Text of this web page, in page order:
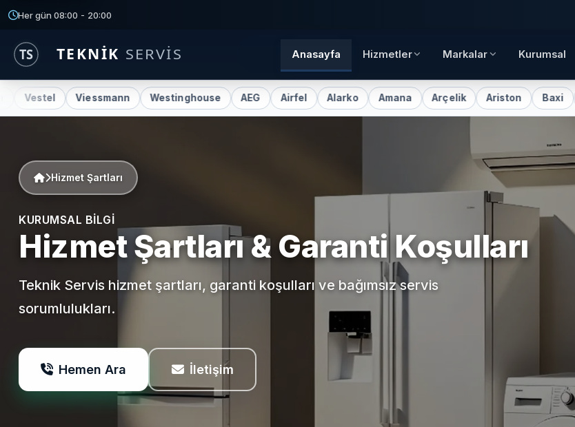
Her gün 08:00 - 20:00
Anasayfa Hizmetler Markalar Kurumsal
Viessmann Westinghouse AEG Airfel Alarko Amana Arçelik Ariston Baxi Baykan
Hizmet Şartları
KURUMSAL BILGI
Hizmet Şartları & Garanti Koşulları
Teknik Servis hizmet şartları, garanti koşulları ve bağımsız servis
sorumlulukları.
Hemen Ara İletişim